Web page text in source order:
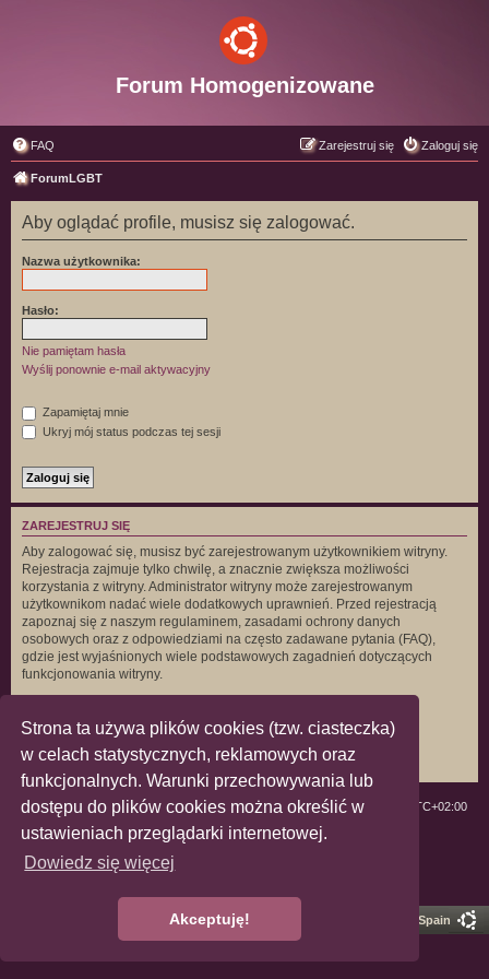
Strona ta używa plików cookies (tzw. ciasteczka)
w celach statystycznych, reklamowych oraz
funkcjonalnych. Warunki przechowywania lub
dostępu do plików cookies można określić w
ustawieniach przeglądarki internetowej.
Dowiedz się więcej
Akceptuję!
Forum Homogenizowane
FAQ Zaloguj się
Zarejestruj się
ForumLGBT
Aby oglądać profile, musisz się zalogować.
Nazwa użytkownika:
Hasło:
Nie pamiętam hasła
Wyślij ponownie e-mail aktywacyjny
Zapamiętaj mnie
Ukryj mój status podczas tej sesji
ZAREJESTRUJ SIĘ
Aby zalogować się, musisz być zarejestrowanym użytkownikiem witryny.
Rejestracja zajmuje tylko chwilę, a znacznie zwiększa możliwości
korzystania z witryny. Administrator witryny może zarejestrowanym
użytkownikom nadać wiele dodatkowych uprawnień. Przed rejestracją
zapoznaj się z naszym regulaminem, zasadami ochrony danych
osobowych oraz z odpowiedziami na często zadawane pytania (FAQ),
gdzie jest wyjaśnionych wiele podstawowych zagadnień dotyczących
funkcjonowania witryny.
Zarejestruj się
ForumLGBT Strefa czasowa UTC+02:00
Technologię dostarcza
® Forum Software © phpBB Limited
Polski pakiet językowy dostarcza
Pro Ubuntu Lucid Style phpBB Spain